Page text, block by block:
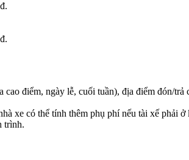
điểm, ngày lễ, cuối tuần), địa điểm đón/
xe có thể tính thêm phụ phí nếu tài xế phải
trình.